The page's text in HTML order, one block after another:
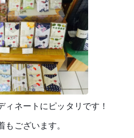
ィネートにピッタリです！
ございます。